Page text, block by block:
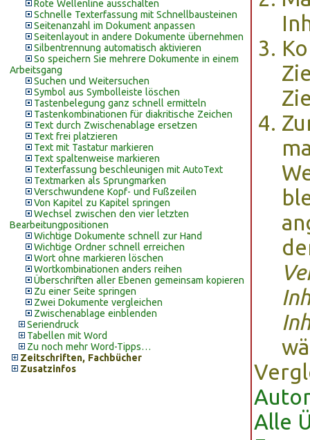
Rote Wellenline ausschalten
Schnelle Texterfassung mit Schnellbausteinen
Seitenanzahl im Dokument anpassen
Seitenlayout in andere Dokumente übernehmen
Silbentrennung automatisch aktivieren
So speichern Sie mehrere Dokumente in einem
Arbeitsgang
Suchen und Weitersuchen
Symbol aus Symbolleiste löschen
Tastenbelegung ganz schnell ermitteln
Tastenkombinationen für diakritische Zeichen
Text durch Zwischenablage ersetzen
Text frei platzieren
Text mit Tastatur markieren
Text spaltenweise markieren
Texterfassung beschleunigen mit AutoText
Textmarken als Sprungmarken
Verschwundene Kopf- und Fußzeilen
Von Kapitel zu Kapitel springen
Wechsel zwischen den vier letzten
Bearbeitungpositionen
Wichtige Dokumente schnell zur Hand
Wichtige Ordner schnell erreichen
Wort ohne markieren löschen
Wortkombinationen anders reihen
Überschriften aller Ebenen gemeinsam kopieren
Zu einer Seite springen
Zwei Dokumente vergleichen
Zwischenablage einblenden
Seriendruck
Tabellen mit Word
Zu noch mehr Word-Tipps…
Zeitschriften, Fachbücher
Zusatzinfos
Alle